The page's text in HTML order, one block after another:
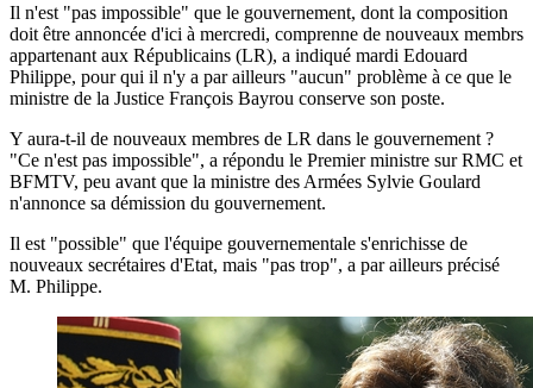
Il n'est "pas impossible" que le gouvernement, dont la composition
doit être annoncée d'ici à mercredi, comprenne de nouveaux membrs
appartenant aux Républicains (LR), a indiqué mardi Edouard
Philippe, pour qui il n'y a par ailleurs "aucun" problème à ce que le
ministre de la Justice François Bayrou conserve son poste.
Y aura-t-il de nouveaux membres de LR dans le gouvernement ?
"Ce n'est pas impossible", a répondu le Premier ministre sur RMC et
BFMTV, peu avant que la ministre des Armées Sylvie Goulard
n'annonce sa démission du gouvernement.
Il est "possible" que l'équipe gouvernementale s'enrichisse de
nouveaux secrétaires d'Etat, mais "pas trop", a par ailleurs précisé
M. Philippe.